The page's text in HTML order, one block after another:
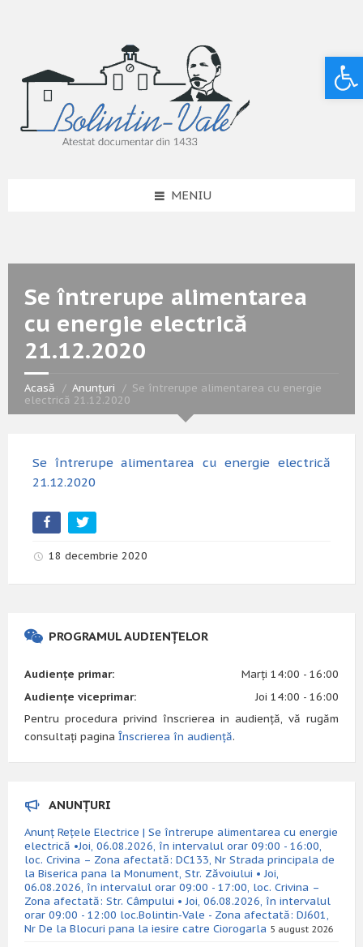
MENIU
Se întrerupe alimentarea
cu energie electrică
21.12.2020
Acasă Anunțuri
Se întrerupe alimentarea cu energie
electrică 21.12.2020
Se întrerupe alimentarea cu energie electrică
21.12.2020
18 decembrie 2020
PROGRAMUL AUDIENȚELOR
Audiențe primar:
Marți 14:00 - 16:00
Audiențe viceprimar:
Joi 14:00 - 16:00
Pentru procedura privind înscrierea in audiență, vă rugăm
consultați pagina Înscrierea în audiență.
ANUNȚURI
Anunț Rețele Electrice | Se întrerupe alimentarea cu energie
electrică •Joi, 06.08.2026, în intervalul orar 09:00 - 16:00,
loc. Crivina – Zona afectată: DC133, Nr Strada principala de
la Biserica pana la Monument, Str. Zăvoiului • Joi,
06.08.2026, în intervalul orar 09:00 - 17:00, loc. Crivina –
Zona afectată: Str. Câmpului • Joi, 06.08.2026, în intervalul
orar 09:00 - 12:00 loc.Bolintin-Vale - Zona afectată: DJ601,
Nr De la Blocuri pana la iesire catre Ciorogarla 5 august 2026
Deschide bara de unelte